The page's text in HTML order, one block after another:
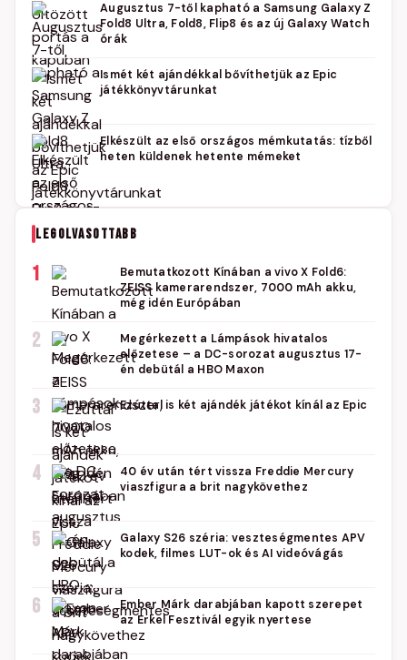
Augusztus 7-től kapható a Samsung Galaxy Z
Fold8 Ultra, Fold8, Flip8 és az új Galaxy Watch
órák
Ismét két ajándékkal bővíthetjük az Epic
játékkönyvtárunkat
Elkészült az első országos mémkutatás: tízből
heten küldenek hetente mémeket
LEGOLVASOTTABB
1
Bemutatkozott Kínában a vivo X Fold6:
ZEISS kamerarendszer, 7000 mAh akku,
még idén Európában
2
Megérkezett a Lámpások hivatalos
előzetese – a DC-sorozat augusztus 17-
én debütál a HBO Maxon
3 Ezúttal is két ajándék játékot kínál az Epic
4
40 év után tért vissza Freddie Mercury
viaszfigura a brit nagykövethez
5
Galaxy S26 széria: veszteségmentes APV
kodek, filmes LUT-ok és AI videóvágás
6
Ember Márk darabjában kapott szerepet
az Erkel Fesztivál egyik nyertese